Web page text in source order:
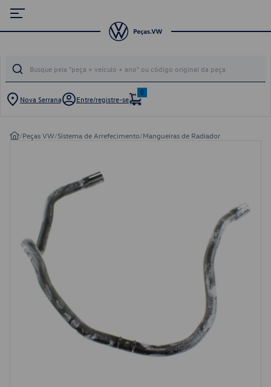
Nova Serrana Entre/registre-se
0
/Peças VW/Sistema de Arrefecimento/Mangueiras de Radiador